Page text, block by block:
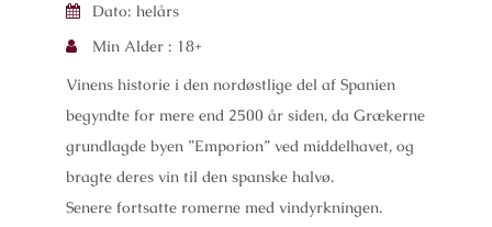
Dato: helårs
Min Alder : 18+
Vinens historie i den nordøstlige del af Spanien
begyndte for mere end 2500 år siden, da Grækerne
grundlagde byen ”Emporion” ved middelhavet, og
bragte deres vin til den spanske halvø.
Senere fortsatte romerne med vindyrkningen.